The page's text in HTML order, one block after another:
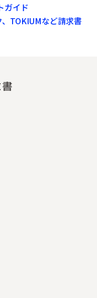
ガイド
TOKIUMなど請求書